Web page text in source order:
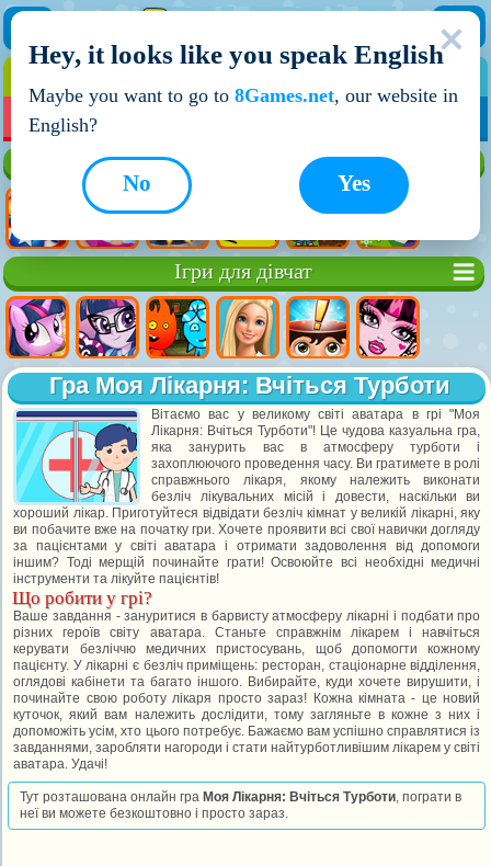
НОВІ ІГРИ
Ігри для дівчат
Гра Моя Лікарня: Вчіться Турботи
Вітаємо вас у великому світі аватара в грі "Моя
Лікарня: Вчіться Турботи"! Це чудова казуальна гра,
яка занурить вас в атмосферу турботи і
захоплюючого проведення часу. Ви гратимете в ролі
справжнього лікаря, якому належить виконати
безліч лікувальних місій і довести, наскільки ви
хороший лікар. Приготуйтеся відвідати безліч кімнат у великій лікарні, яку
ви побачите вже на початку гри. Хочете проявити всі свої навички догляду
за пацієнтами у світі аватара і отримати задоволення від допомоги
іншим? Тоді мерщій починайте грати! Освоюйте всі необхідні медичні
інструменти та лікуйте пацієнтів!
Що робити у грі?
Ваше завдання - зануритися в барвисту атмосферу лікарні і подбати про
різних героїв світу аватара. Станьте справжнім лікарем і навчіться
керувати безліччю медичних пристосувань, щоб допомогти кожному
пацієнту. У лікарні є безліч приміщень: ресторан, стаціонарне відділення,
оглядові кабінети та багато іншого. Вибирайте, куди хочете вирушити, і
починайте свою роботу лікаря просто зараз! Кожна кімната - це новий
куточок, який вам належить дослідити, тому загляньте в кожне з них і
допоможіть усім, хто цього потребує. Бажаємо вам успішно справлятися із
завданнями, заробляти нагороди і стати найтурботливішим лікарем у світі
аватара. Удачі!
Тут розташована онлайн гра Моя Лікарня: Вчіться Турботи, пограти в
неї ви можете безкоштовно і просто зараз.
Hey, it looks like you speak English
Maybe you want to go to 8Games.net, our website in
English?
Yes
No